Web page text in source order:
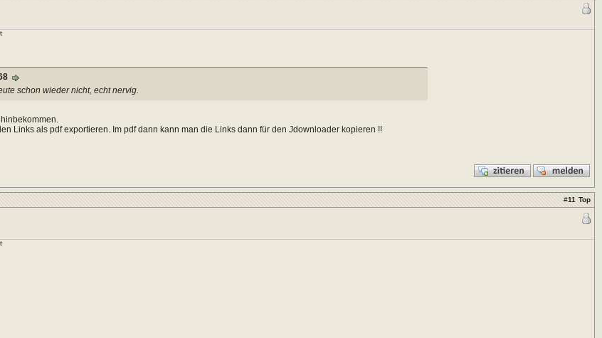
schon wieder nicht, echt nervig.
Links als pdf exportieren. Im pdf dann kann man die Links dann für den Jdownloader kopieren !!
#11 Top